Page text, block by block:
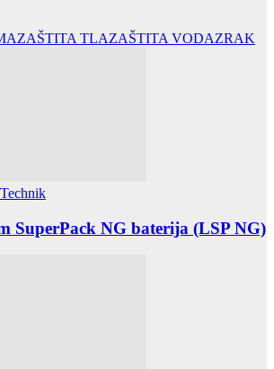
ZAŠTITA TLAZAŠTITA VODAZRAK
SuperPack NG baterija (LSP NG)